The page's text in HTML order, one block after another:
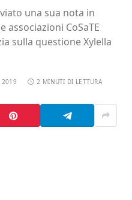
una sua nota in
CoSaTE
sulla questione Xylella
2019 2 MINUTI DI LETTURA